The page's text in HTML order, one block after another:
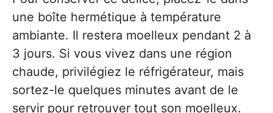
une boîte hermétique à température
ambiante. Il restera moelleux pendant 2 à
3 jours. Si vous vivez dans une région
chaude, privilégiez le réfrigérateur, mais
sortez-le quelques minutes avant de le
servir pour retrouver tout son moelleux.